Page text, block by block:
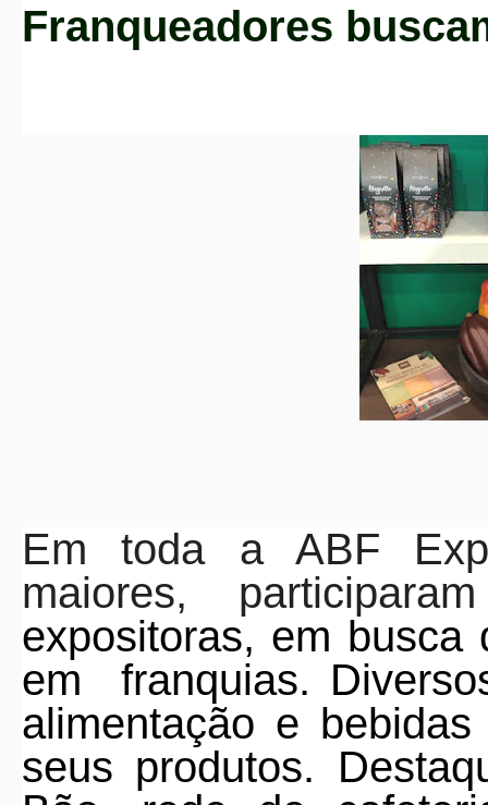
Franqueadores
Em toda a ABF
maiores,
expositoras, em busca
em
franquias.
alimentação e
seus produtos.